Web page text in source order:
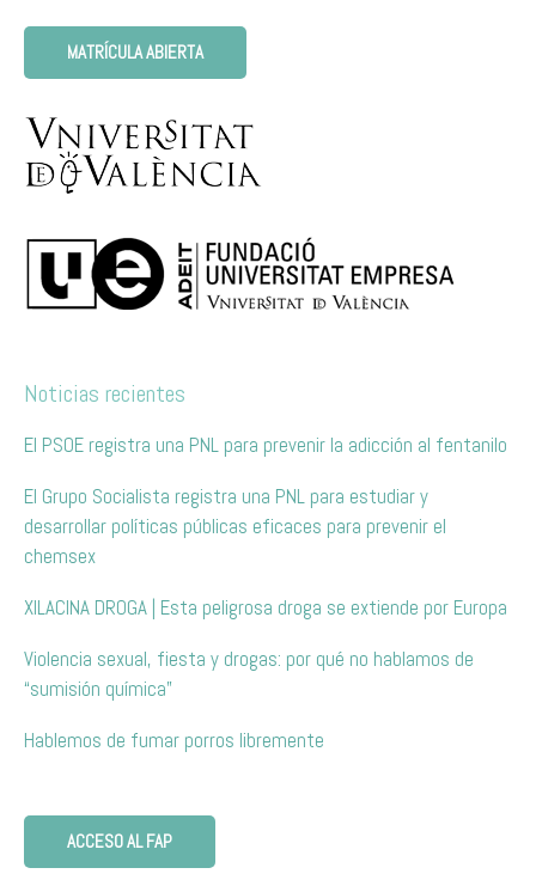
MATRÍCULA ABIERTA
Noticias recientes
El PSOE registra una PNL para prevenir la adicción al fentanilo
El Grupo Socialista registra una PNL para estudiar y
desarrollar políticas públicas eficaces para prevenir el
chemsex
XILACINA DROGA | Esta peligrosa droga se extiende por Europa
Violencia sexual, fiesta y drogas: por qué no hablamos de
“sumisión química”
Hablemos de fumar porros libremente
ACCESO AL FAP